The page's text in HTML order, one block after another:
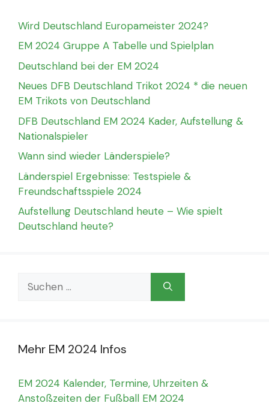
Wird Deutschland Europameister 2024?
EM 2024 Gruppe A Tabelle und Spielplan
Deutschland bei der EM 2024
Neues DFB Deutschland Trikot 2024 * die neuen
EM Trikots von Deutschland
DFB Deutschland EM 2024 Kader, Aufstellung &
Nationalspieler
Wann sind wieder Länderspiele?
Länderspiel Ergebnisse: Testspiele &
Freundschaftsspiele 2024
Aufstellung Deutschland heute – Wie spielt
Deutschland heute?
Suchen
nach:
Mehr EM 2024 Infos
EM 2024 Kalender, Termine, Uhrzeiten &
Anstoßzeiten der Fußball EM 2024